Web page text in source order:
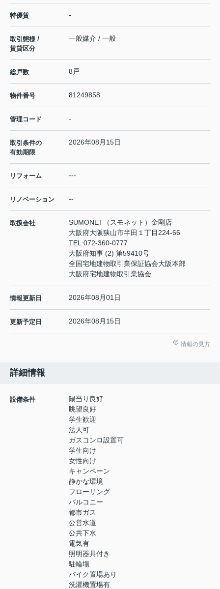
特優賃 -
取引態様 /
賃貸区分
一般媒介 / 一般
総戸数 8戸
物件番号 81249858
管理コード -
取引条件の
有効期限
2026年08月15日
リフォーム ---
リノベーション --
取扱会社
SUMONET（スモネット）金剛店
大阪府大阪狭山市半田１丁目224-66
TEL:072-360-0777
大阪府知事 (2) 第59410号
全国宅地建物取引業保証協会大阪本部
大阪府宅地建物取引業協会
情報更新日 2026年08月01日
更新予定日 2026年08月15日
情報の見方
詳細情報
設備条件
陽当り良好
眺望良好
学生歓迎
法人可
ガスコンロ設置可
学生向け
女性向け
キャンペーン
静かな環境
フローリング
バルコニー
都市ガス
公営水道
公共下水
電気有
照明器具付き
駐輪場
バイク置場あり
洗濯機置場有